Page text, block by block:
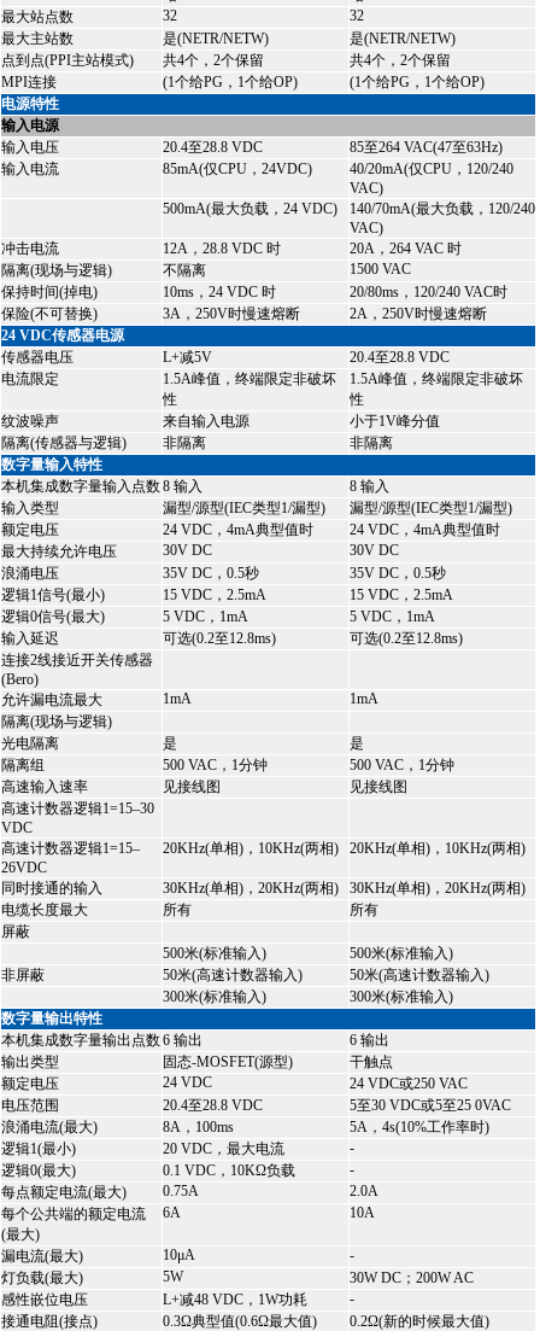
最大站点数
32
32
最大主站数
是(NETR/NETW)
是(NETR/NETW)
点到点(PPI主站模式)
共4个，2个保留
共4个，2个保留
MPI连接
(1个给PG，1个给OP)
(1个给PG，1个给OP)
电源特性
输入电源
输入电压
20.4至28.8 VDC
85至264 VAC(47至63Hz)
输入电流
85mA(仅CPU，24VDC)
40/20mA(仅CPU，120/240
VAC)
500mA(最大负载，24 VDC)
140/70mA(最大负载，120/240
VAC)
冲击电流
12A，28.8 VDC 时
20A，264 VAC 时
隔离(现场与逻辑)
不隔离
1500 VAC
保持时间(掉电)
10ms，24 VDC 时
20/80ms，120/240 VAC时
保险(不可替换)
3A，250V时慢速熔断
2A，250V时慢速熔断
24 VDC传感器电源
传感器电压
L+减5V
20.4至28.8 VDC
电流限定
1.5A峰值，终端限定非破坏
性
1.5A峰值，终端限定非破坏
性
纹波噪声
来自输入电源
小于1V峰分值
隔离(传感器与逻辑)
非隔离
非隔离
数字量输入特性
本机集成数字量输入点数8 输入
8 输入
输入类型
漏型/源型(IEC类型1/漏型)
漏型/源型(IEC类型1/漏型)
额定电压
24 VDC，4mA典型值时
24 VDC，4mA典型值时
最大持续允许电压
30V DC
30V DC
浪涌电压
35V DC，0.5秒
35V DC，0.5秒
逻辑1信号(最小)
15 VDC，2.5mA
15 VDC，2.5mA
逻辑0信号(最大)
5 VDC，1mA
5 VDC，1mA
输入延迟
可选(0.2至12.8ms)
可选(0.2至12.8ms)
连接2线接近开关传感器
(Bero)
允许漏电流最大
1mA
1mA
隔离(现场与逻辑)
光电隔离
是
是
隔离组
500 VAC，1分钟
500 VAC，1分钟
高速输入速率
见接线图
见接线图
高速计数器逻辑1=15–30
VDC
高速计数器逻辑1=15–
26VDC
20KHz(单相)，10KHz(两相) 20KHz(单相)，10KHz(两相)
同时接通的输入 30KHz(单相)，20KHz(两相)
30KHz(单相)，20KHz(两相)
电缆长度最大
所有
所有
屏蔽
500米(标准输入)
500米(标准输入)
非屏蔽
50米(高速计数器输入)
50米(高速计数器输入)
300米(标准输入)
300米(标准输入)
数字量输出特性
本机集成数字量输出点数6 输出
6 输出
输出类型
固态-MOSFET(源型)
干触点
额定电压
24 VDC
24 VDC或250 VAC
电压范围
20.4至28.8 VDC
5至30 VDC或5至25 0VAC
浪涌电流(最大)
8A，100ms
5A，4s(10%工作率时)
逻辑1(最小)
20 VDC，最大电流
-
逻辑0(最大)
0.1 VDC，10KΩ负载
-
每点额定电流(最大)
0.75A
2.0A
每个公共端的额定电流
(最大)
6A 10A
漏电流(最大) 10μA
-
灯负载(最大)
5W
30W DC；200W AC
感性嵌位电压
L+减48 VDC，1W功耗
-
接通电阻(接点)
0.3Ω典型值(0.6Ω最大值)
0.2Ω(新的时候最大值)